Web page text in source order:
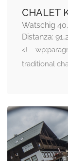
CHALET
Watschig
Distanza:
<!--
traditional